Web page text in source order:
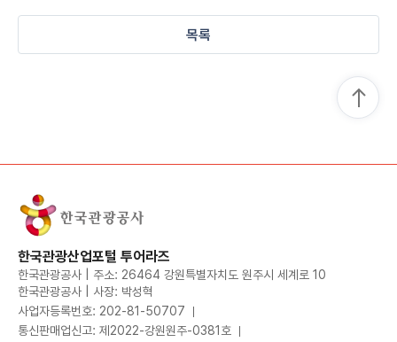
목록
한국관광산업포털 투어라즈
한국관광공사 | 주소: 26464 강원특별자치도 원주시 세계로 10
한국관광공사 | 사장: 박성혁
사업자등록번호: 202-81-50707
통신판매업신고: 제2022-강원원주-0381호